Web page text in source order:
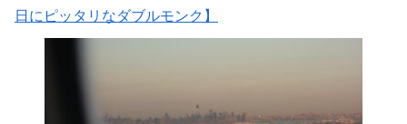
日にピッタリなダブルモンク】